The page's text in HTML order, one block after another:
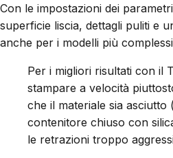
Con le impostazioni dei
superficie liscia, dettagli puliti e
anche per i modelli più
Per i migliori risultati con il
stampare a velocità
che il materiale sia asciutto
contenitore chiuso con
le retrazioni troppo